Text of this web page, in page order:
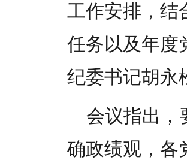
工作安排，结
任务以及年度
纪委书记胡永
会议指出，
确政绩观，各